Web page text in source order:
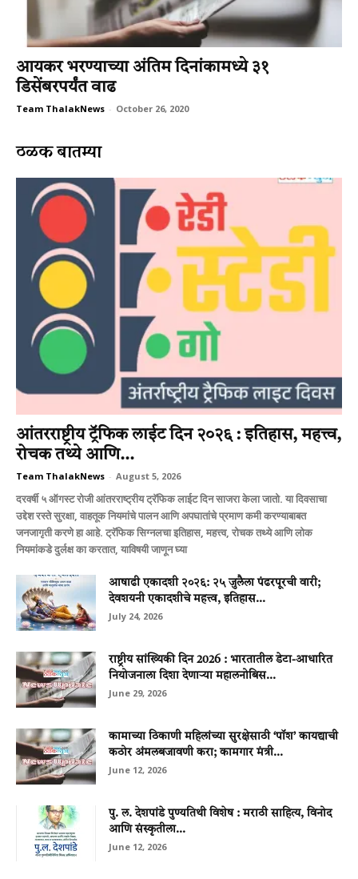
आयकर भरण्याच्या अंतिम दिनांकामध्ये ३१
डिसेंबरपर्यंत वाढ
Team ThalakNews - October 26, 2020
ठळक बातम्या
आंतरराष्ट्रीय ट्रॅफिक लाईट दिन २०२६ : इतिहास, महत्त्व,
रोचक तथ्ये आणि...
Team ThalakNews - August 5, 2026
दरवर्षी ५ ऑगस्ट रोजी आंतरराष्ट्रीय ट्रॅफिक लाईट दिन साजरा केला जातो. या दिवसाचा
उद्देश रस्ते सुरक्षा, वाहतूक नियमांचे पालन आणि अपघातांचे प्रमाण कमी करण्याबाबत
जनजागृती करणे हा आहे. ट्रॅफिक सिग्नलचा इतिहास, महत्त्व, रोचक तथ्ये आणि लोक
नियमांकडे दुर्लक्ष का करतात, याविषयी जाणून घ्या
आषाढी एकादशी २०२६: २५ जुलैला पंढरपूरची वारी;
देवशयनी एकादशीचे महत्त्व, इतिहास...
July 24, 2026
राष्ट्रीय सांख्यिकी दिन 2026 : भारतातील डेटा-आधारित
नियोजनाला दिशा देणाऱ्या महालनोबिस...
June 29, 2026
कामाच्या ठिकाणी महिलांच्या सुरक्षेसाठी ‘पॉश’ कायद्याची
कठोर अंमलबजावणी करा; कामगार मंत्री...
June 12, 2026
पु. ल. देशपांडे पुण्यतिथी विशेष : मराठी साहित्य, विनोद
आणि संस्कृतीला...
June 12, 2026